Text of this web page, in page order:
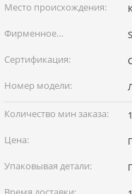
Место происхождения:
Фирменное
наименование:
Сертификация:
Номер модели:
Количество мин заказа:
Цена:
Упаковывая детали: